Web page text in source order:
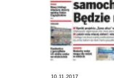
10.11.2017